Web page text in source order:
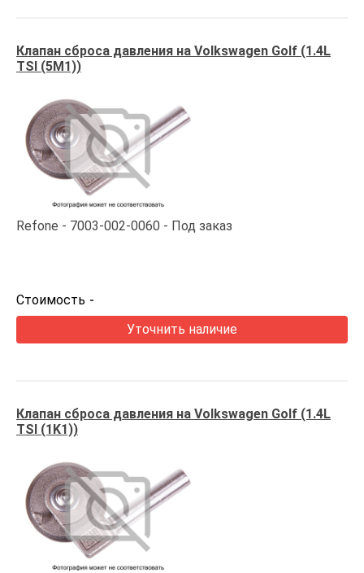
Клапан сброса давления на Volkswagen Golf (1.4L
TSI (5M1))
Refone 7003-002-0060 Под заказ
Стоимость -
Уточнить наличие
Клапан сброса давления на Volkswagen Golf (1.4L
TSI (1K1))